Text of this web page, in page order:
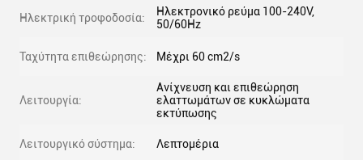
Ηλεκτρική τροφοδοσία:
Ηλεκτρονικό ρεύμα 100-240V,
50/60Hz
Ταχύτητα επιθεώρησης: Μέχρι 60 cm2/s
Λειτουργία:
Ανίχνευση και επιθεώρηση
ελαττωμάτων σε κυκλώματα
εκτύπωσης
Λειτουργικό σύστημα: Λεπτομέρια